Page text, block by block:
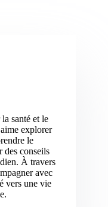
santé et le
explorer
le
des conseils
À travers
avec
vers une vie